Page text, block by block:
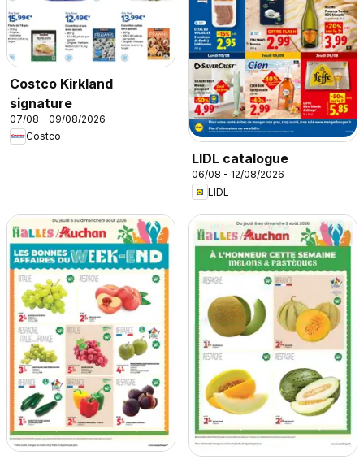
Costco Kirkland
signature
07/08 - 09/08/2026
Costco
LIDL catalogue
06/08 - 12/08/2026
LIDL